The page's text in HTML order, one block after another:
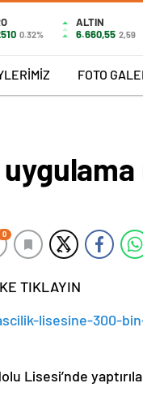
0.32%
ALTIN
6.660,55 2,59
FOTO
0
TIKLAYIN
lisesine-300-
Lisesi’nde